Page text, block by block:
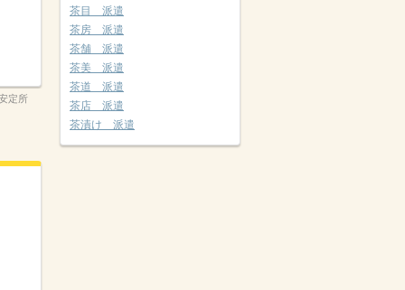
定所
茶目 派遣
茶房 派遣
茶舗 派遣
茶美 派遣
茶道 派遣
茶店 派遣
茶漬け 派遣